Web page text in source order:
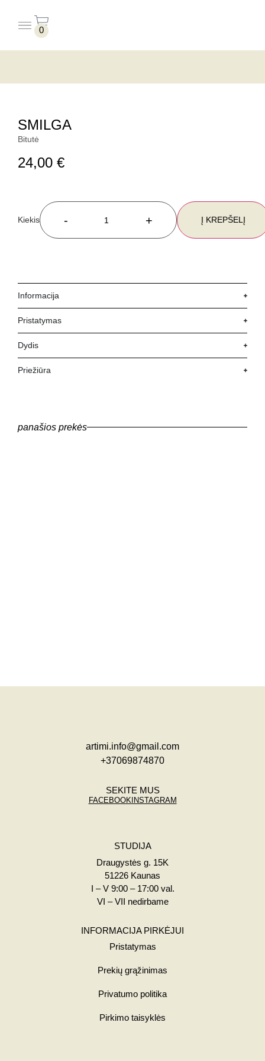
0
SMILGA
Bitutė
24,00 €
- + Į KREPŠELĮ
Informacija
Pristatymas
Dydis
Priežiūra
panašios prekės
artimi.info@gmail.com
+37069874870
STUDIJA
Draugystės g. 15K
51226 Kaunas
I – V 9:00 – 17:00 val.
VI – VII nedirbame
INFORMACIJA PIRKĖJUI
Pristatymas
Prekių grąžinimas
Privatumo politika
Pirkimo taisyklės
SEKITE MUS
FACEBOOKINSTAGRAM